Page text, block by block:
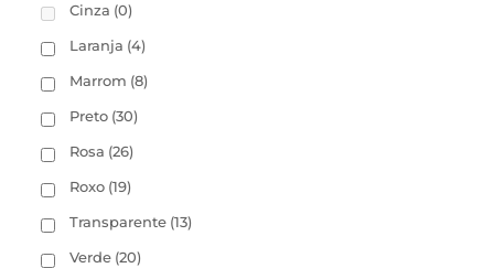
Cinza (0)
Laranja (4)
Marrom (8)
Preto (30)
Rosa (26)
Roxo (19)
Transparente (13)
Verde (20)